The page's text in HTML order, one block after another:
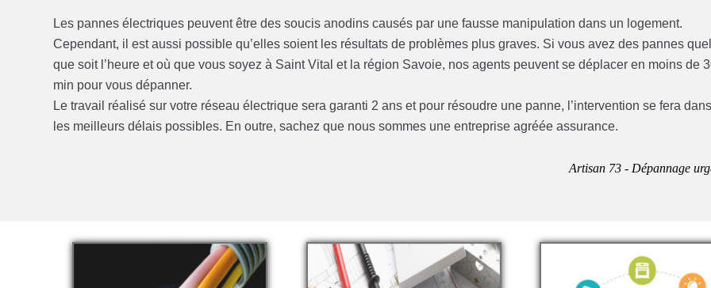
Les pannes électriques peuvent être des soucis anodins causés par une fausse manipulation dans un logement.
Cependant, il est aussi possible qu’elles soient les résultats de problèmes plus graves. Si vous avez des pannes
que soit l’heure et où que vous soyez à Saint Vital et la région Savoie, nos agents peuvent se déplacer en moins de
min pour vous dépanner.
Le travail réalisé sur votre réseau électrique sera garanti 2 ans et pour résoudre une panne, l’intervention se fera dans
les meilleurs délais possibles. En outre, sachez que nous sommes une entreprise agréée assurance.
Artisan 73 - Dépannage